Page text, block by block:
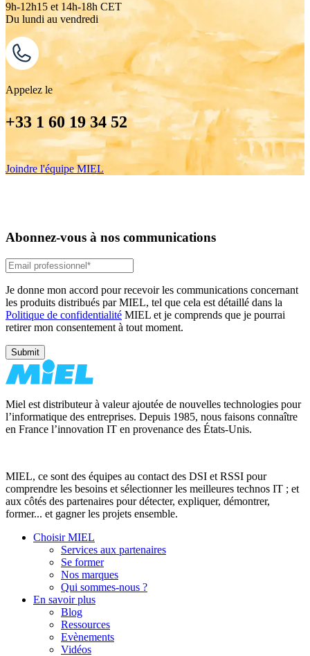
9h-12h15 et 14h-18h CET
Du lundi au vendredi
Appelez le
+33 1 60 19 34 52
Joindre l'équipe MIEL
Abonnez-vous à nos communications
Je donne mon accord pour recevoir les communications concernant
les produits distribués par MIEL, tel que cela est détaillé dans la
Politique de confidentialité MIEL et je comprends que je pourrai
retirer mon consentement à tout moment.
Miel est distributeur à valeur ajoutée de nouvelles technologies pour
l’informatique des entreprises. Depuis 1985, nous faisons connaître
en France l’innovation IT en provenance des États-Unis.
MIEL, ce sont des équipes au contact des DSI et RSSI pour
comprendre les besoins et sélectionner les meilleures technos IT ; et
aux côtés des partenaires pour détecter, expliquer, démontrer,
former... et gagner les projets ensemble.
Choisir MIEL
Services aux partenaires
Se former
Nos marques
Qui sommes-nous ?
En savoir plus
Blog
Ressources
Evènements
Vidéos